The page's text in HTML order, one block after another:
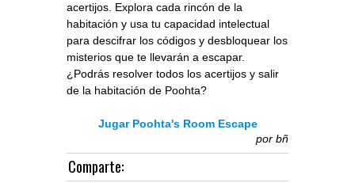
acertijos. Explora cada rincón de la
habitación y usa tu capacidad intelectual
para descifrar los códigos y desbloquear los
misterios que te llevarán a escapar.
¿Podrás resolver todos los acertijos y salir
de la habitación de Poohta?
Jugar Poohta's Room Escape
por bñ
Comparte: